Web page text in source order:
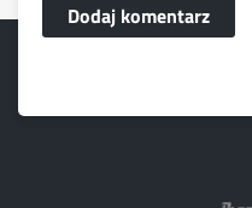
Dodaj komentarz